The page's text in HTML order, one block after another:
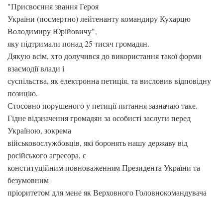
"Присвоєння звання Героя
України (посмертно) лейтенанту командиру Кухарцю
Володимиру Юрійовичу",
яку підтримали понад 25 тисяч громадян.
Дякую всім, хто долучився до використання такої форми
взаємодії влади і
суспільства, як електронна петиція, та висловив відповідну
позицію.
Стосовно порушеного у петиції питання зазначаю таке.
Гідне відзначення громадян за особисті заслуги перед
Україною, зокрема
військовослужбовців, які боронять нашу державу від
російського агресора, є
конституційним повноваженням Президента України та
безумовним
пріоритетом для мене як Верховного Головнокомандувача